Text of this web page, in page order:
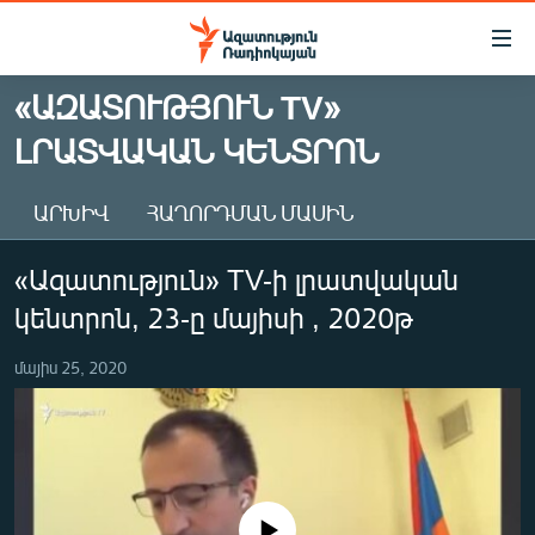
Մատչելիության
Անցնել
հիմնական
բովանդակությանը
հիմնական
ԱԶԱՏՈՒԹՅՈՒՆ TV
ՀԱՅԱՍՏԱՆ
ՔԱՂԱՔԱԿԱՆ
ԻՐԱՎՈՒՆՔ
ՀԱՍԱՐԱԿՈՒԹՅՈՒՆ
ՏՆՏԵՍՈՒԹՅՈՒՆ
ՂԱՐԱԲԱՂ
ՊԱՏԵՐԱԶՄԻ 6 ՇԱԲԱԹՆԵՐԸ
ՏԱՐԱԾԱՇՐՋԱՆ
«ԱԶԱՏՈՒԹՅՈՒՆ TV»
ԼՐԱՏՎԱԿԱՆ ԿԵՆՏՐՈՆ
ԱՐԽԻՎ ՀԱՂՈՐԴՄԱՆ ՄԱՍԻՆ
«Ազատություն» TV-ի լրատվական
կենտրոն, 23-ը մայիսի , 2020թ
մայիս 25, 2020